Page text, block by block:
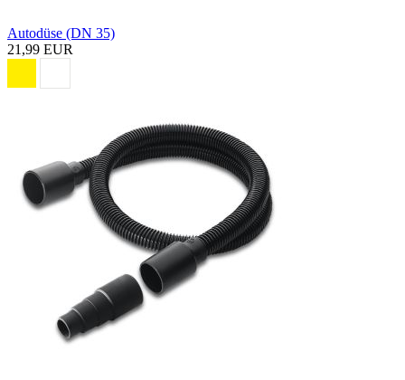
Autodüse (DN 35)
21,99 EUR